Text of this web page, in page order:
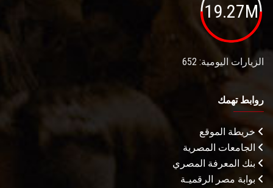
19.27M
الزيارات اليومية: 652
روابط تهمك
خريطة الموقع
الجامعات المصرية
بنك المعرفة المصري
بوابة مصر الرقميـة